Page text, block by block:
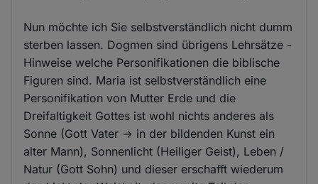
Nun möchte ich Sie selbstverständlich nicht dumm
sterben lassen. Dogmen sind übrigens Lehrsätze -
Hinweise welche Personifikationen die biblische
Figuren sind. Maria ist selbstverständlich eine
Personifikation von Mutter Erde und die
Dreifaltigkeit Gottes ist wohl nichts anderes als
Sonne (Gott Vater -> in der bildenden Kunst ein
alter Mann), Sonnenlicht (Heiliger Geist), Leben /
Natur (Gott Sohn) und dieser erschafft wiederum